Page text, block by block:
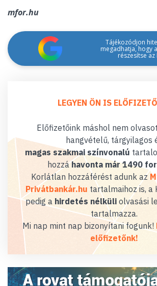
mfor.hu
Tájékozódjon
megadhatja, hogy
részesítse
LEGYEN ÖN IS
Előfizetőink máshol nem
hangvételű, tárgyilagos
magas szakmai színvonalú
hozzáhavonta már 1490
Korlátlan hozzáférést adunk az
Privátbankár.hu tartalmaihoz is, a
pedig a hirdetés nélküliolvasási
tartalmazza.
Mi nap mint nap bizonyítani fogunk!
előfizetőnk!